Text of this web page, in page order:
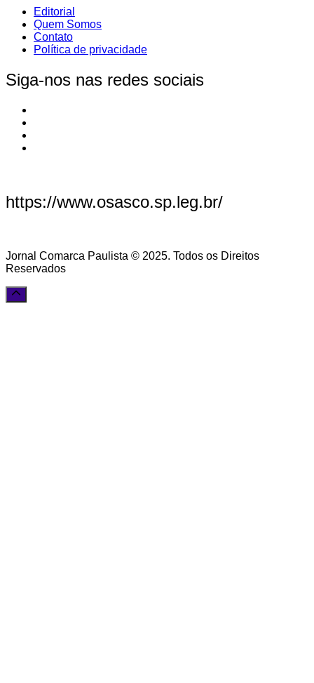
Editorial
Quem Somos
Contato
Política de privacidade
Siga-nos nas redes sociais
https://www.osasco.sp.leg.br/
Jornal Comarca Paulista © 2025. Todos os Direitos
Reservados